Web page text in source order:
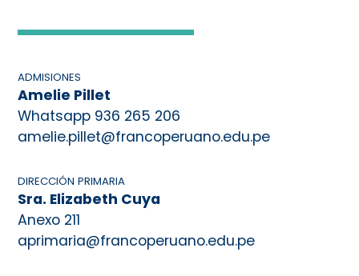
ADMISIONES
Amelie Pillet
Whatsapp 936 265 206
amelie.pillet@francoperuano.edu.pe
DIRECCIÓN PRIMARIA
Sra. Elizabeth Cuya
Anexo 211
aprimaria@francoperuano.edu.pe